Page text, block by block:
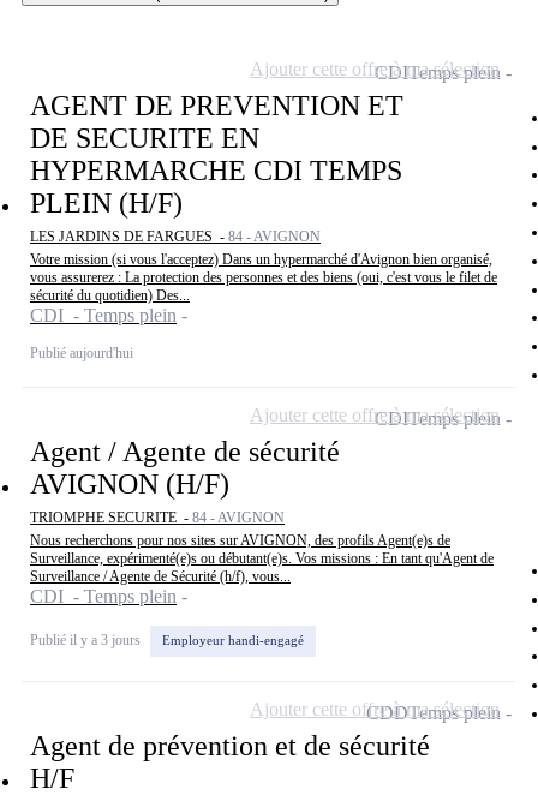
AGENT DE PREVENTION ET
DE SECURITE EN
HYPERMARCHE CDI TEMPS
PLEIN (H/F)
LES JARDINS DE FARGUES - 84 - AVIGNON
Votre mission (si vous l'acceptez) Dans un hypermarché d'Avignon bien organisé,
vous assurerez : La protection des personnes et des biens (oui, c'est vous le filet de
sécurité du quotidien) Des...
CDI - Temps plein
Publié aujourd'hui
CDITemps plein
Ajouter cette offre à ma sélection
Agent / Agente de sécurité
AVIGNON (H/F)
TRIOMPHE SECURITE - 84 - AVIGNON
Nous recherchons pour nos sites sur AVIGNON, des profils Agent(e)s de
Surveillance, expérimenté(e)s ou débutant(e)s. Vos missions : En tant qu'Agent de
Surveillance / Agente de Sécurité (h/f), vous...
CDI - Temps plein
Publié il y a 3 jours Employeur handi-engagé
CDITemps plein
Ajouter cette offre à ma sélection
Agent de prévention et de sécurité
H/F
CDDTemps plein
Ajouter cette offre à ma sélection